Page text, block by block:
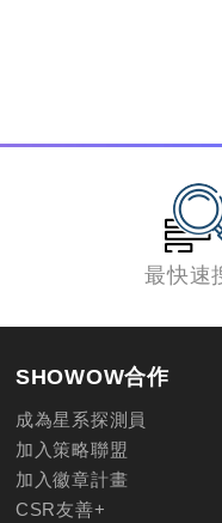
最快速
SHOWOW合作
成為星系探測員
加入策略聯盟
加入徽章計畫
CSR友善+